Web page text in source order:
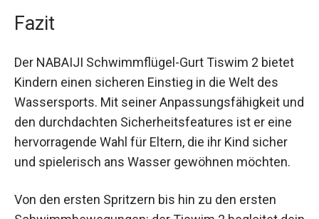
ausprobieren.
Fazit
Der NABAIJI Schwimmflügel-Gurt Tiswim 2 bietet
Kindern einen sicheren Einstieg in die Welt des
Wassersports. Mit seiner Anpassungsfähigkeit
und den durchdachten Sicherheitsfeatures ist er
eine hervorragende Wahl für Eltern, die ihr Kind
sicher und spielerisch ans Wasser gewöhnen